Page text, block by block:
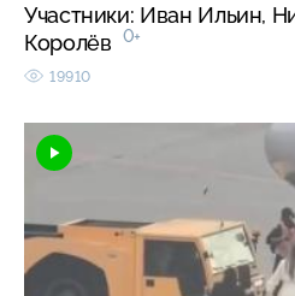
Участники: Иван Ильин,
Королёв
0+
19910